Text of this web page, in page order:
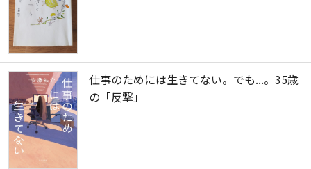
仕事のためには生きてない。でも...。35歳
の「反撃」